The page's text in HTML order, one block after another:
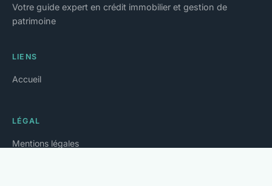
Votre guide expert en crédit immobilier et gestion de
patrimoine
LIENS
Accueil
LÉGAL
Mentions légales